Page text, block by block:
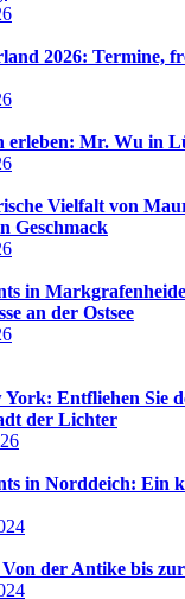
2026: Termine,
erleben: Mr. Wu in
Vielfalt von
Geschmack
in
an der Ostsee
Entfliehen Sie
der Lichter
in Norddeich: Ein
der Antike bis